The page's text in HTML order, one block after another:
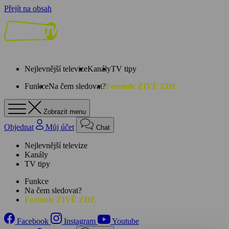
Přejít na obsah
Nejlevnější televizeKanályTV tipy
FunkceNa čem sledovat?Formule ŽIVĚ ZDE
Zobrazit menu
Objednat Můj účet Chat
Nejlevnější televize
Kanály
TV tipy
Funkce
Na čem sledovat?
Formule ŽIVĚ ZDE
Facebook Instagram
Youtube